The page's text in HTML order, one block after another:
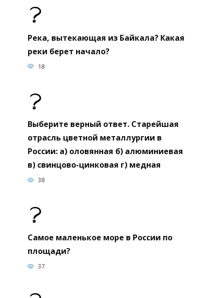
Река, вытекающая из Байкала? Какая
реки берет начало?
18
Выберите верный ответ. Старейшая
отрасль цветной металлургии в
России: а) оловянная б) алюминиевая
в) свинцово-цинковая г) медная
38
Самое маленькое море в России по
площади?
37